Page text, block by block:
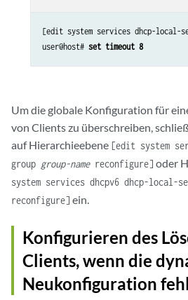
[edit system services dhcp-local-
user@host# set timeout 8
Um die globale Konfiguration für
von Clients zu überschreiben,
auf Hierarchieebene [edit system
group group-namereconfigure] oder
system services dhcpv6 dhcp-local-
reconfigure] ein.
Konfigurieren des
Clients, wenn die
Neukonfiguration